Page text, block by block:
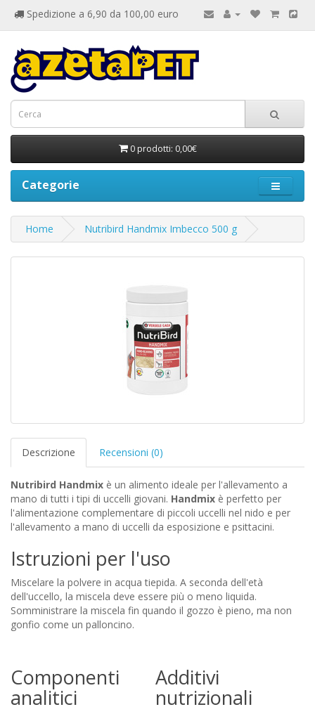
Spedizione a 6,90 da 100,00 euro
0 prodotti: 0,00€
Categorie
Home Nutribird Handmix Imbecco 500 g
Descrizione Recensioni (0)
Nutribird Handmix è un alimento ideale per l'allevamento a
mano di tutti i tipi di uccelli giovani. Handmix è perfetto per
l'alimentazione complementare di piccoli uccelli nel nido e per
l'allevamento a mano di uccelli da esposizione e psittacini.
Istruzioni per l'uso
Miscelare la polvere in acqua tiepida. A seconda dell'età
dell'uccello, la miscela deve essere più o meno liquida.
Somministrare la miscela fin quando il gozzo è pieno, ma non
gonfio come un palloncino.
Componenti
analitici
Additivi
nutrizionali